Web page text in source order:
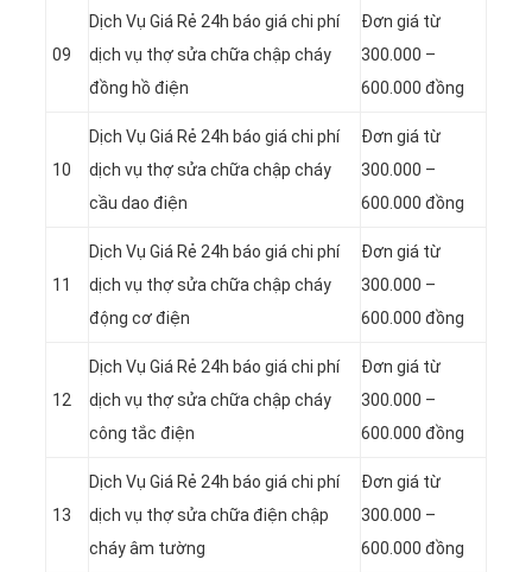
09
Dịch Vụ Giá Rẻ 24h báo giá chi phí
dịch vụ thợ sửa chữa chập cháy
đồng hồ điện
Đơn giá từ
300.000 –
600.000 đồng
10
Dịch Vụ Giá Rẻ 24h báo giá chi phí
dịch vụ thợ sửa chữa chập cháy
cầu dao điện
Đơn giá từ
300.000 –
600.000 đồng
11
Dịch Vụ Giá Rẻ 24h báo giá chi phí
dịch vụ thợ sửa chữa chập cháy
động cơ điện
Đơn giá từ
300.000 –
600.000 đồng
12
Dịch Vụ Giá Rẻ 24h báo giá chi phí
dịch vụ thợ sửa chữa chập cháy
công tắc điện
Đơn giá từ
300.000 –
600.000 đồng
13
Dịch Vụ Giá Rẻ 24h báo giá chi phí
dịch vụ thợ sửa chữa điện chập
cháy âm tường
Đơn giá từ
300.000 –
600.000 đồng